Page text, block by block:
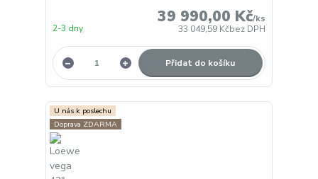
39 990,00 Kč/ks
33 049,59 Kčbez DPH
2-3 dny
Přidat do košíku
U nás k poslechu
Doprava ZDARMA